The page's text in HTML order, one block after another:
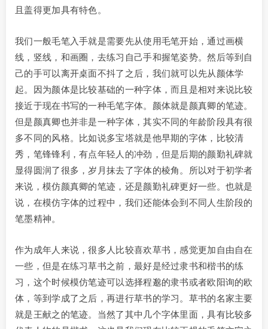
且盖得更加具有特色。
我们一般毛笔入手就是需要先从使用毛笔开始，通过画横
线，竖线，和画圈，去练习自己手和握笔姿势。然后等到自
己的手可以离开桌面不抖了之后，我们就可以先从颜体学
起。因为颜体是比较基础的一种字体，而且是相对来说比较
接近于现在书写的一种毛笔字体。颜体就是颜真卿的笔迹。
但是颜真卿也并非是一种字体，其实不同的年龄阶段具有很
多不同的风格。比如说多宝塔就是他早期的字体，比较清
秀，笔锋锋利，有点年轻人的冲劲，但是后期的颜勤礼碑就
显得圆润了很多，岁月抹去了字体的棱角。所以对于初学者
来说，模仿颜真卿的笔迹，还是颜勤礼碑更好一些。也就是
说，在模仿字体的过程中，我们还能体会到不同人生阶段的
笔墨精神。
作为成年人来说，很多人比较喜欢草书，感觉更加自由自在
一些，但是在练习草书之前，最好是经过隶书和楷书的练
习，这个时候模仿笔迹可以选择程邈的隶书或者欧阳询的欧
体，等到学成了之后，再进行草书的学习。草书的名家主要
就是王献之的笔迹。当然了其中几个字体里面，具有比较多